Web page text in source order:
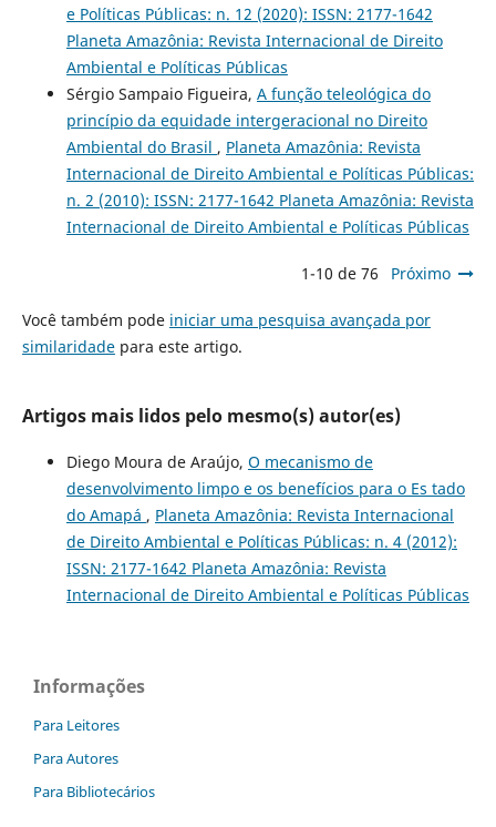
e Políticas Públicas: n. 12 (2020): ISSN: 2177-1642
Planeta Amazônia: Revista Internacional de Direito
Ambiental e Políticas Públicas
Sérgio Sampaio Figueira, A função teleológica do
princípio da equidade intergeracional no Direito
Ambiental do Brasil , Planeta Amazônia: Revista
Internacional de Direito Ambiental e Políticas Públicas:
n. 2 (2010): ISSN: 2177-1642 Planeta Amazônia: Revista
Internacional de Direito Ambiental e Políticas Públicas
1-10 de 76 Próximo
Você também pode iniciar uma pesquisa avançada por
similaridadepara este artigo.
Artigos mais lidos pelo mesmo(s) autor(es)
Diego Moura de Araújo, O mecanismo de
desenvolvimento limpo e os benefícios para o Es tado
do Amapá , Planeta Amazônia: Revista Internacional
de Direito Ambiental e Políticas Públicas: n. 4 (2012):
ISSN: 2177-1642 Planeta Amazônia: Revista
Internacional de Direito Ambiental e Políticas Públicas
Informações
Para Leitores
Para Autores
Para Bibliotecários